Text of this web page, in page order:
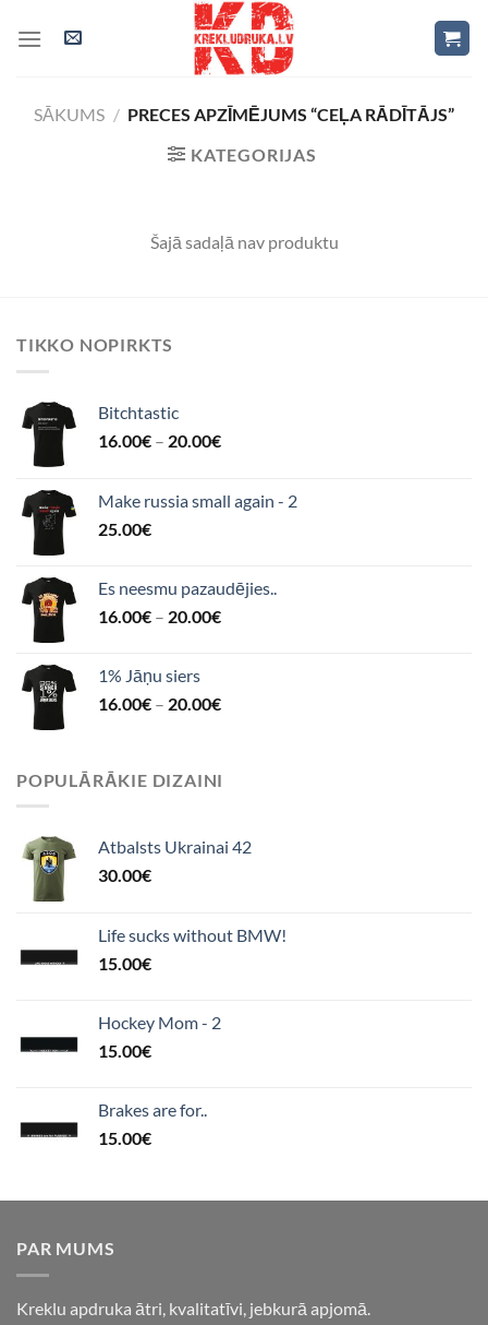
SĀKUMS / PRECES APZĪMĒJUMS “CEĻA RĀDĪTĀJS”
KATEGORIJAS
Šajā sadaļā nav produktu
TIKKO NOPIRKTS
Bitchtastic
16.00€ – 20.00€
Make russia small again - 2
25.00€
Es neesmu pazaudējies..
16.00€ – 20.00€
1% Jāņu siers
16.00€ – 20.00€
POPULĀRĀKIE DIZAINI
Atbalsts Ukrainai 42
30.00€
Life sucks without BMW!
15.00€
Hockey Mom - 2
15.00€
Brakes are for..
15.00€
PAR MUMS
Kreklu apdruka ātri, kvalitatīvi, jebkurā apjomā.